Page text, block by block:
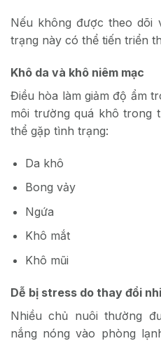
Nếu không được theo dõi
trạng này có thể tiến triển
Khô da và khô niêm mạc
Điều hòa làm giảm độ ẩm
môi trường quá khô trong
thể gặp tình trạng:
Da khô
Bong vảy
Ngứa
Khô mắt
Khô mũi
Dễ bị stress do thay đổi
Nhiều chủ nuôi thường
nắng nóng vào phòng